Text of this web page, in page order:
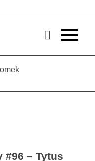
#96 – Tytus